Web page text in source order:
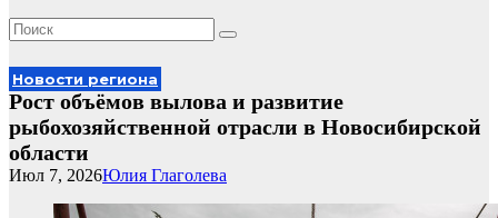
Новости региона
Рост объёмов вылова и развитие
рыбохозяйственной отрасли в Новосибирской
области
Юлия Глаголева
Июл 7, 2026